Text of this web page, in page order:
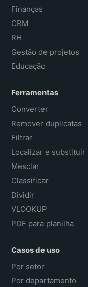
Finanças
CRM
RH
Gestão de projetos
Educação
Ferramentas
Converter
Remover duplicatas
Filtrar
Localizar e substituir
Mesclar
Classificar
Dividir
VLOOKUP
PDF para planilha
Casos de uso
Por setor
Por departamento